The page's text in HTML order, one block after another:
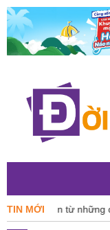
TIN MỚI
dân từ những điều